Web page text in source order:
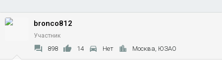
ы
а
а
л
bronco812
Участник
898 14 Нет Москва, ЮЗАО